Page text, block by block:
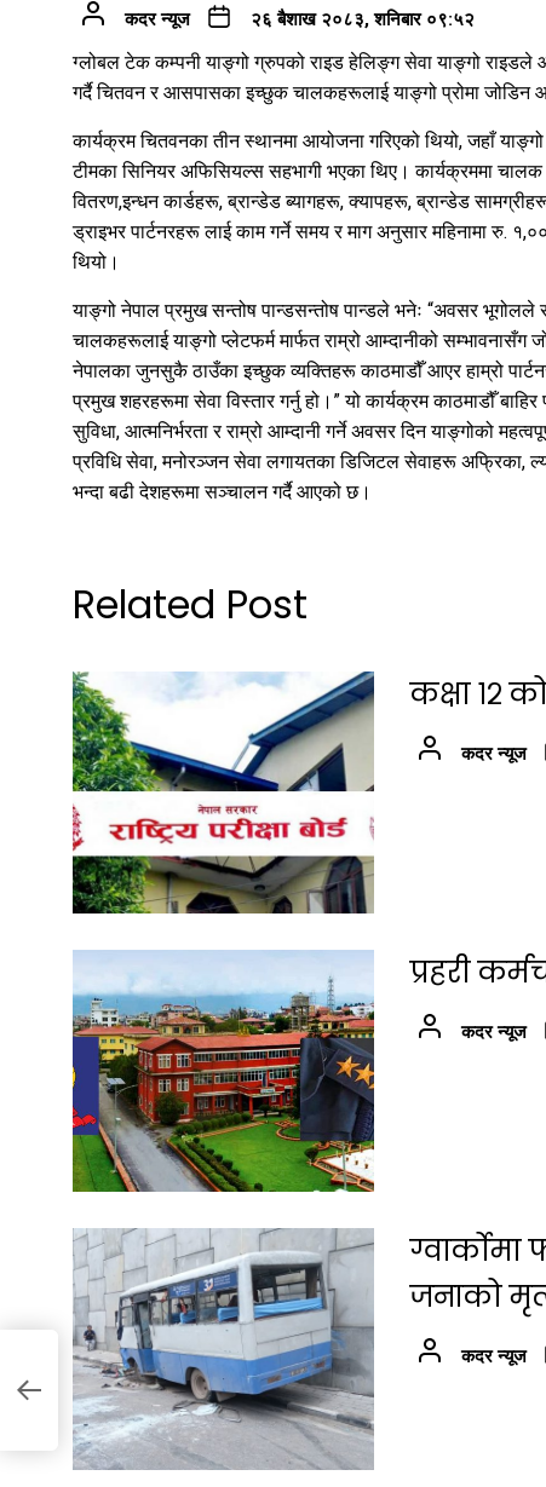
कदर न्यूज २६ बैशाख २०८३, शनिबार ०९:५२
ग्लोबल टेक कम्पनी याङ्गो ग्रुपको राइड हेलिङ्ग सेवा याङ्गो राइडले
गर्दै चितवन र आसपासका इच्छुक चालकहरूलाई याङ्गो प्रोमा जोडिन
कार्यक्रम चितवनका तीन स्थानमा आयोजना गरिएको थियो, जहाँ
टीमका सिनियर अफिसियल्स सहभागी भएका थिए। कार्यक्रममा
वितरण,इन्धन कार्डहरू, ब्रान्डेड ब्यागहरू, क्यापहरू, ब्रान्डेड
ड्राइभर पार्टनरहरू लाई काम गर्ने समय र माग अनुसार महिनामा रु.
थियो।
याङ्गो नेपाल प्रमुख सन्तोष पान्डसन्तोष पान्डले भनेः “अवसर भूगोलले
चालकहरूलाई याङ्गो प्लेटफर्म मार्फत राम्रो आम्दानीको सम्भावनासँग
नेपालका जुनसुकै ठाउँका इच्छुक व्यक्तिहरू काठमाडौँ आएर हाम्रो
प्रमुख शहरहरूमा सेवा विस्तार गर्नु हो।” यो कार्यक्रम काठमाडौँ
सुविधा, आत्मनिर्भरता र राम्रो आम्दानी गर्ने अवसर दिन याङ्गोको
प्रविधि सेवा, मनोरञ्जन सेवा लगायतका डिजिटल सेवाहरू अफ्रिका,
भन्दा बढी देशहरूमा सञ्चालन गर्दै आएको छ।
Related Post
कक्षा १२
कदर न्यूज
प्रहरी
कदर न्यूज
जनाको
कदर न्यूज